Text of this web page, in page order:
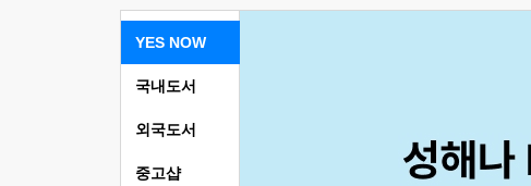
YES NOW
국내도서
외국도서
중고샵